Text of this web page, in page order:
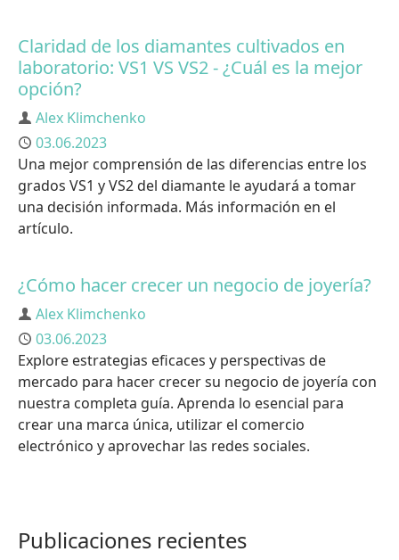
Claridad de los diamantes cultivados en
laboratorio: VS1 VS VS2 - ¿Cuál es la mejor
opción?
Autor
Alex Klimchenko
Publicado
03.06.2023
Una mejor comprensión de las diferencias entre los
grados VS1 y VS2 del diamante le ayudará a tomar
una decisión informada. Más información en el
artículo.
¿Cómo hacer crecer un negocio de joyería?
Autor
Alex Klimchenko
Publicado
03.06.2023
Explore estrategias eficaces y perspectivas de
mercado para hacer crecer su negocio de joyería con
nuestra completa guía. Aprenda lo esencial para
crear una marca única, utilizar el comercio
electrónico y aprovechar las redes sociales.
Publicaciones recientes